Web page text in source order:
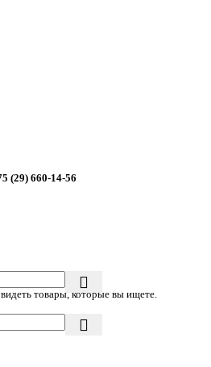
(29) 660-14-56
товары, которые вы ищете.